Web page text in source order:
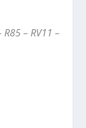
– RV11 –